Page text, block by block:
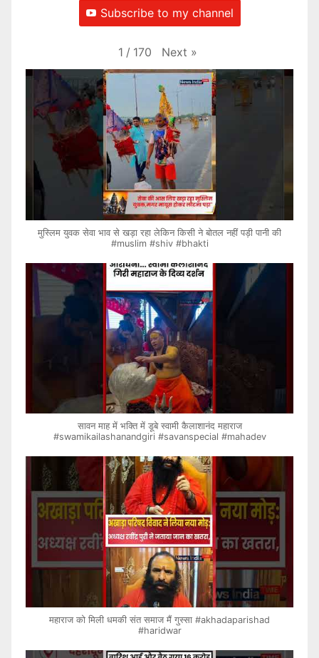
Subscribe to my channel
1 / 170 Next »
मुस्लिम युवक सेवा भाव से खड़ा रहा लेकिन किसी ने बोतल नहीं पड़ी पानी की
#muslim #shiv #bhakti
सावन माह में भक्ति में डूबे स्वामी कैलाशानंद महाराज
#swamikailashanandgiri #savanspecial #mahadev
महाराज को मिली धमकी संत समाज मैं गुस्सा #akhadaparishad
#haridwar